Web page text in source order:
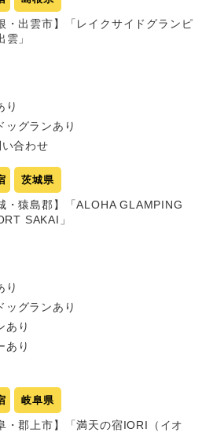
・出雲市】「レイクサイドグランピ
雲」
り
ッグランあり
合わせ
茨城県
・猿島郡】「ALOHA GLAMPING
SAKAI」
り
ッグランあり
あり
あり
岐阜県
・郡上市】「満天の宿IORI（イオ